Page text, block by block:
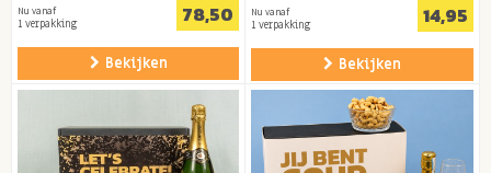
Nu vanaf
1 verpakking 78,50
Bekijken
Nu vanaf
1 verpakking 14,95
Bekijken